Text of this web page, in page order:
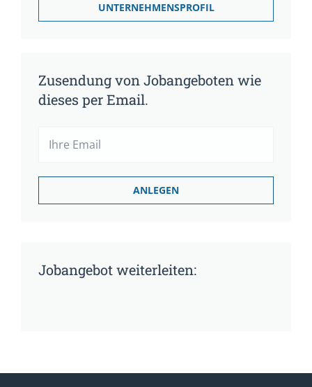
UNTERNEHMENSPROFIL
Zusendung von Jobangeboten wie
dieses per Email.
Jobangebot weiterleiten: